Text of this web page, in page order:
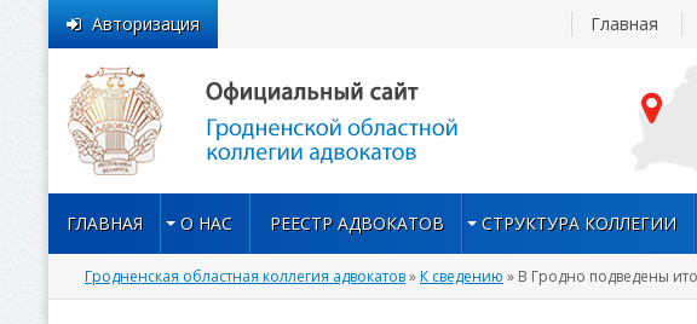
Авторизация Главная
ГЛАВНАЯ О НАС РЕЕСТР АДВОКАТОВ СТРУКТУРА КОЛЛЕГИИ
Гродненская областная коллегия адвокатов»К сведению » В Гродно подведены